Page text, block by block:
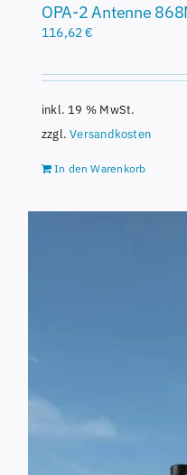
OPA-2 Antenne
116,62€
inkl. 19 % MwSt.
zzgl.Versandkosten
In den Warenkorb